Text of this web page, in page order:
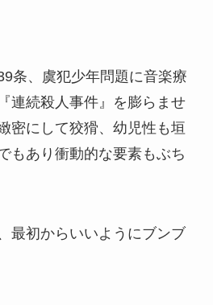
条、虞犯少年問題に音楽療
連続殺人事件』を膨らませ
密にして狡猾、幼児性も垣
もあり衝動的な要素もぶち
最初からいいようにブンブ